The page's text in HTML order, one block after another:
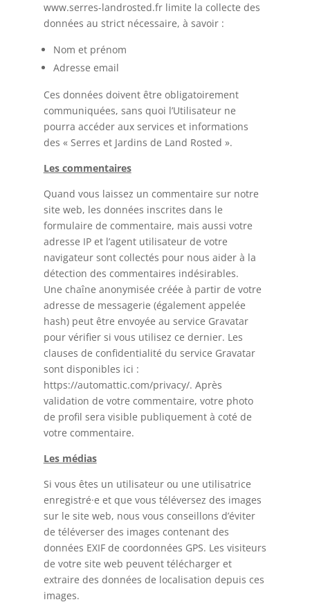
www.serres-landrosted.fr limite la collecte des
données au strict nécessaire, à savoir :
Nom et prénom
Adresse email
Ces données doivent être obligatoirement
communiquées, sans quoi l’Utilisateur ne
pourra accéder aux services et informations
des « Serres et Jardins de Land Rosted ».
Les commentaires
Quand vous laissez un commentaire sur notre
site web, les données inscrites dans le
formulaire de commentaire, mais aussi votre
adresse IP et l’agent utilisateur de votre
navigateur sont collectés pour nous aider à la
détection des commentaires indésirables.
Une chaîne anonymisée créée à partir de votre
adresse de messagerie (également appelée
hash) peut être envoyée au service Gravatar
pour vérifier si vous utilisez ce dernier. Les
clauses de confidentialité du service Gravatar
sont disponibles ici :
https://automattic.com/privacy/. Après
validation de votre commentaire, votre photo
de profil sera visible publiquement à coté de
votre commentaire.
Les médias
Si vous êtes un utilisateur ou une utilisatrice
enregistré·e et que vous téléversez des images
sur le site web, nous vous conseillons d’éviter
de téléverser des images contenant des
données EXIF de coordonnées GPS. Les visiteurs
de votre site web peuvent télécharger et
extraire des données de localisation depuis ces
images.